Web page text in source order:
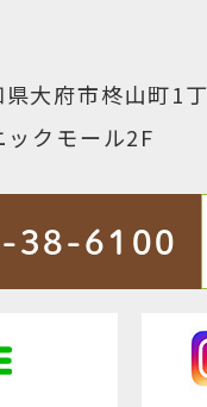
県大府市柊山町1
ックモール2F
38-6100